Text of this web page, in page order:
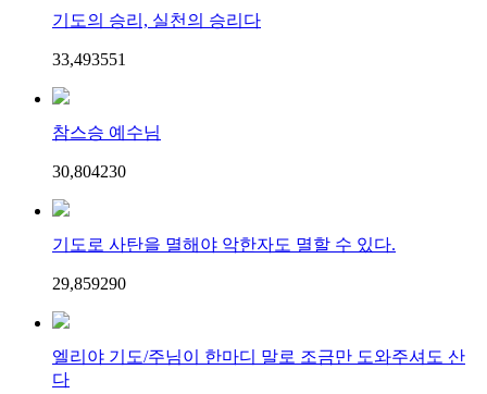
기도의 승리, 실천의 승리다
33,493551
참스승 예수님
30,804230
기도로 사탄을 멸해야 악한자도 멸할 수 있다.
29,859290
엘리야 기도/주님이 한마디 말로 조금만 도와주셔도 산
다